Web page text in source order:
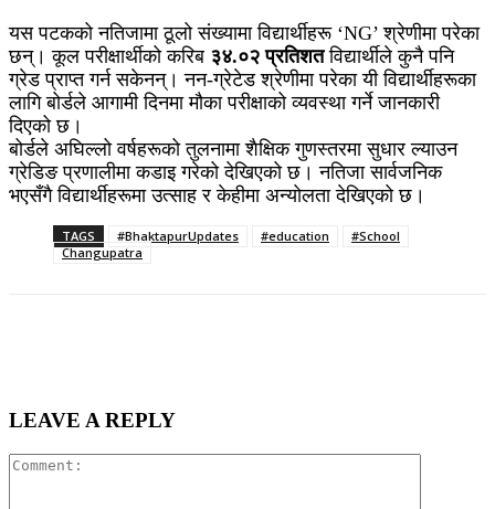
यस पटकको नतिजामा ठूलो संख्यामा विद्यार्थीहरू ‘NG’ श्रेणीमा परेका
छन्। कूल परीक्षार्थीको करिब ३४.०२ प्रतिशतविद्यार्थीले कुनै पनि
ग्रेड प्राप्त गर्न सकेनन्। नन-ग्रेटेड श्रेणीमा परेका यी विद्यार्थीहरूका
लागि बोर्डले आगामी दिनमा मौका परीक्षाको व्यवस्था गर्ने जानकारी
दिएको छ।
बोर्डले अघिल्लो वर्षहरूको तुलनामा शैक्षिक गुणस्तरमा सुधार ल्याउन
ग्रेडिङ प्रणालीमा कडाइ गरेको देखिएको छ। नतिजा सार्वजनिक
भएसँगै विद्यार्थीहरूमा उत्साह र केहीमा अन्योलता देखिएको छ।
TAGS #BhaktapurUpdates #education
#School
Changupatra
LEAVE A REPLY